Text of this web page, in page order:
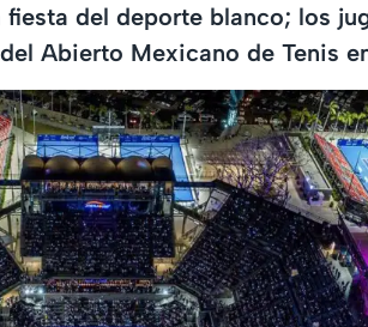
del deporte blanco; los
Abierto Mexicano de Tenis